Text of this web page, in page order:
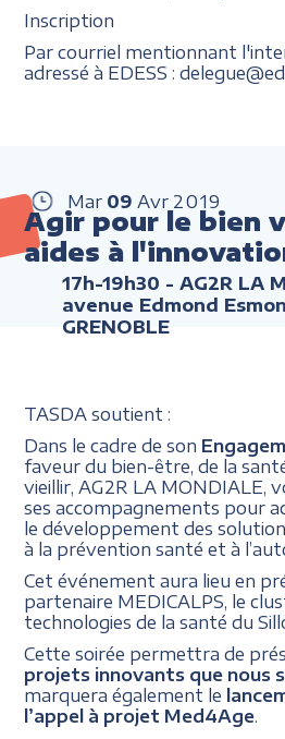
Inscription
Par courriel mentionnant
adressé à EDESS :
Mar 09 Avr 2019
Agir pour le bien
aides à
17h-19h30 - AG2R LA
avenue Edmond
GRENOBLE
TASDA soutient :
Dans le cadre de son
faveur du bien-être, de la
vieillir, AG2R LA MONDIALE,
ses accompagnements pour
le développement des
à la prévention santé et à
Cet événement aura lieu en
partenaire MEDICALPS, le
technologies de la santé du
Cette soirée permettra de
projets innovants que nous
marquera également le
l’appel à projet Med4Age